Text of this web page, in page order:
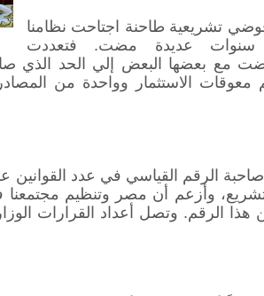
تشريعية طاحنة اجتاحت نظامنا
سنوات عديدة مضت. فتعددت
مع بعضها البعض إلي الحد الذي
معوقات الاستثمار وواحدة من
الرقم القياسي في عدد القوانين
103 ألف تشريع، وأزعم أن مصر وتنظيم
10% من هذا الرقم. وتصل أعداد القرارات